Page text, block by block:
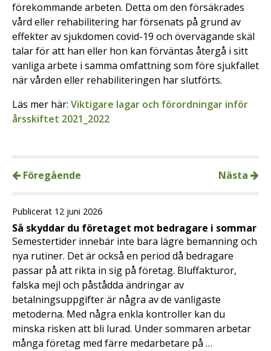
förekommande arbeten. Detta om den försäkrades
vård eller rehabilitering har försenats på grund av
effekter av sjukdomen covid-19 och övervägande skäl
talar för att han eller hon kan förväntas återgå i sitt
vanliga arbete i samma omfattning som före sjukfallet
när vården eller rehabiliteringen har slutförts.
Läs mer här: Viktigare lagar och förordningar inför
årsskiftet 2021_2022
Föregående Nästa
Publicerat 12 juni 2026
Så skyddar du företaget mot bedragare i sommar
Semestertider innebär inte bara lägre bemanning och
nya rutiner. Det är också en period då bedragare
passar på att rikta in sig på företag. Bluffakturor,
falska mejl och påstådda ändringar av
betalningsuppgifter är några av de vanligaste
metoderna. Med några enkla kontroller kan du
minska risken att bli lurad. Under sommaren arbetar
många företag med färre medarbetare på …